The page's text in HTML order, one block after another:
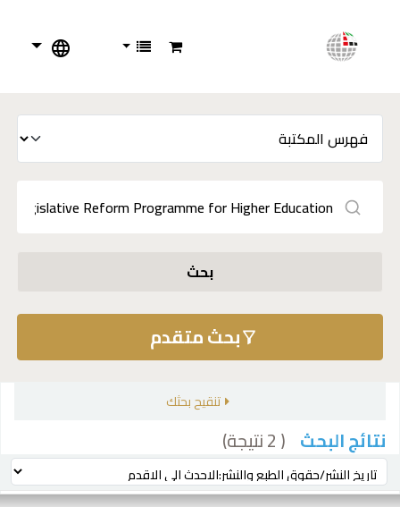
بحث
بحث متقدم
تنقيح بحثك
نتائج البحث ( 2 نتيجة)
ترتيب بواسطة: